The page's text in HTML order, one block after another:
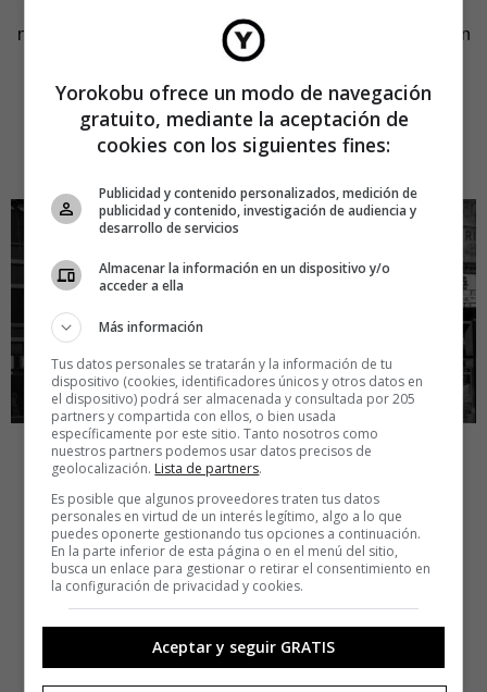
número de personas depende totalmente del «host», quien
determinará el lugar, el horario y demás necesidades. Se
intenta que los grupos no rebasen las 12 personas y el
costo va desde los 60 hasta los 90 euros cada uno.
Yorokobu ofrece un modo de navegación
gratuito, mediante la aceptación de
cookies con los siguientes fines:
Publicidad y contenido personalizados, medición de
publicidad y contenido, investigación de audiencia y
desarrollo de servicios
Almacenar la información en un dispositivo y/o
acceder a ella
Más información
Tus datos personales se tratarán y la información de tu
dispositivo (cookies, identificadores únicos y otros datos en
el dispositivo) podrá ser almacenada y consultada por 205
partners y compartida con ellos, o bien usada
específicamente por este sitio. Tanto nosotros como
nuestros partners podemos usar datos precisos de
geolocalización. Lista de partners.
Es posible que algunos proveedores traten tus datos
personales en virtud de un interés legítimo, algo a lo que
puedes oponerte gestionando tus opciones a continuación.
En la parte inferior de esta página o en el menú del sitio,
busca un enlace para gestionar o retirar el consentimiento en
la configuración de privacidad y cookies.
Aceptar y seguir GRATIS